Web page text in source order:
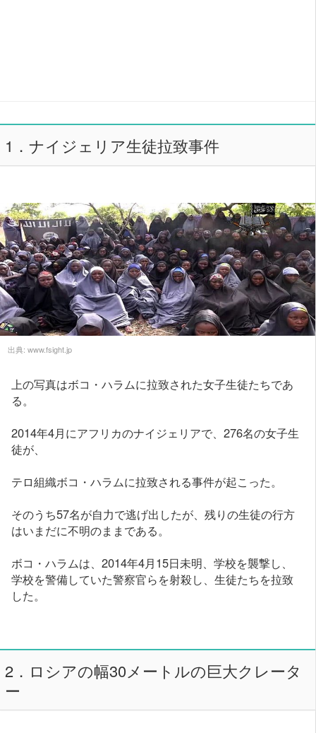
1．ナイジェリア生徒拉致事件
出典: www.fsight.jp
上の写真はボコ・ハラムに拉致された女子生徒たちであ
る。
2014年4月にアフリカのナイジェリアで、276名の女子生
徒が、
テロ組織ボコ・ハラムに拉致される事件が起こった。
そのうち57名が自力で逃げ出したが、残りの生徒の行方
はいまだに不明のままである。
ボコ・ハラムは、2014年4月15日未明、学校を襲撃し、
学校を警備していた警察官らを射殺し、生徒たちを拉致
した。
2．ロシアの幅30メートルの巨大クレータ
ー